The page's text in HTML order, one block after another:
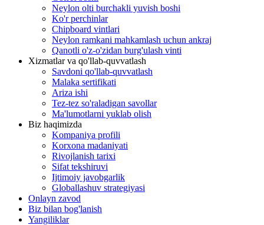
Neylon olti burchakli yuvish boshi
Ko'r perchinlar
Chipboard vintlari
Neylon ramkani mahkamlash uchun ankraj
Qanotli o'z-o'zidan burg'ulash vinti
Xizmatlar va qo'llab-quvvatlash
Savdoni qo'llab-quvvatlash
Malaka sertifikati
Ariza ishi
Tez-tez so'raladigan savollar
Ma'lumotlarni yuklab olish
Biz haqimizda
Kompaniya profili
Korxona madaniyati
Rivojlanish tarixi
Sifat tekshiruvi
Ijtimoiy javobgarlik
Globallashuv strategiyasi
Onlayn zavod
Biz bilan bog'lanish
Yangiliklar